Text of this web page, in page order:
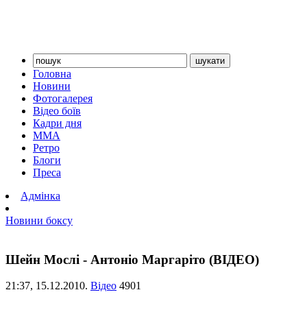
Головна
Новини
Фотогалерея
Відео боїв
Кадри дня
ММА
Ретро
Блоги
Преса
Адмінка
Новини боксу
Шейн Мослі - Антоніо Маргаріто (ВІДЕО)
21:37, 15.12.2010. Відео 4901